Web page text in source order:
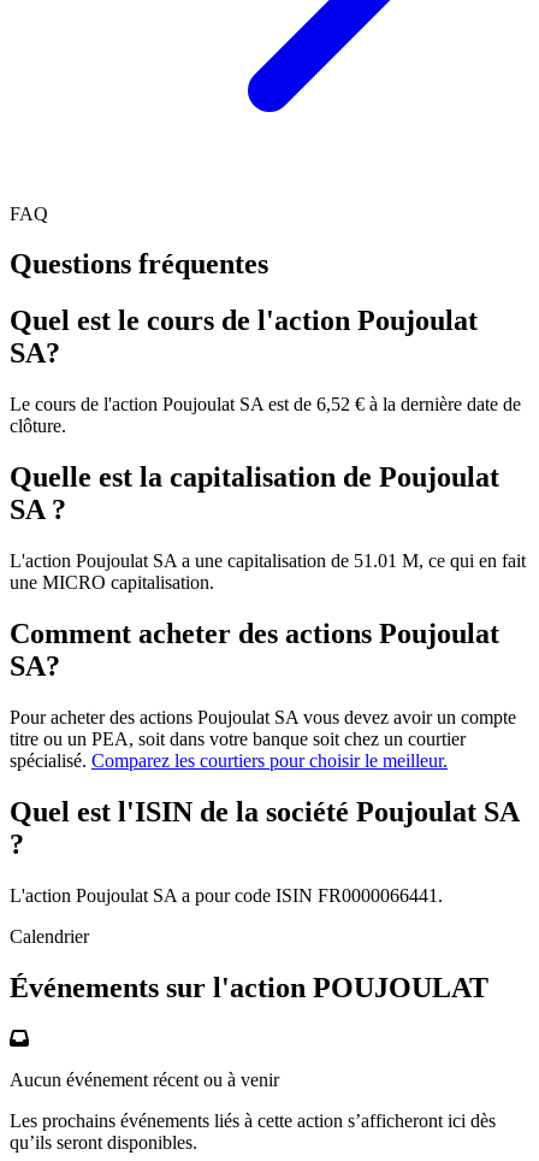
FAQ
Questions fréquentes
Quel est le cours de l'action Poujoulat
SA?
Le cours de l'action Poujoulat SA est de 6,52 € à la dernière date de
clôture.
Quelle est la capitalisation de Poujoulat
SA ?
L'action Poujoulat SA a une capitalisation de 51.01 M, ce qui en fait
une MICRO capitalisation.
Comment acheter des actions Poujoulat
SA?
Pour acheter des actions Poujoulat SA vous devez avoir un compte
titre ou un PEA, soit dans votre banque soit chez un courtier
spécialisé. Comparez les courtiers pour choisir le meilleur.
Quel est l'ISIN de la société Poujoulat SA
?
L'action Poujoulat SA a pour code ISIN FR0000066441.
Calendrier
Événements sur l'action POUJOULAT
Aucun événement récent ou à venir
Les prochains événements liés à cette action s’afficheront ici dès
qu’ils seront disponibles.